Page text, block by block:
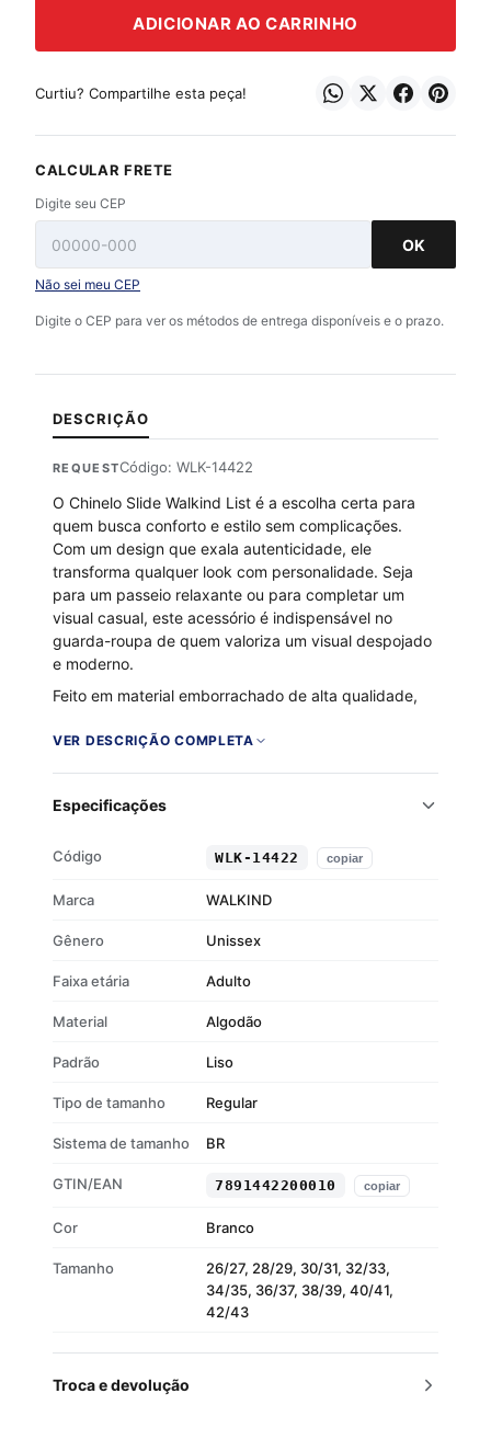
ADICIONAR AO CARRINHO
Curtiu? Compartilhe esta peça!
CALCULAR FRETE
Digite seu CEP
OK
Não sei meu CEP
Digite o CEP para ver os métodos de entrega disponíveis e o prazo.
DESCRIÇÃO
REQUESTCódigo: WLK-14422
O Chinelo Slide Walkind List é a escolha certa para
quem busca conforto e estilo sem complicações.
Com um design que exala autenticidade, ele
transforma qualquer look com personalidade. Seja
para um passeio relaxante ou para completar um
visual casual, este acessório é indispensável no
guarda-roupa de quem valoriza um visual despojado
e moderno.
Feito em material emborrachado de alta qualidade,
solado flexível e antiderrapante garante segurança,
adapta a qualquer situação com elegância e
Marca: Walkind – qualidade inconfundível
Material: Borracha – resistência garantida
VER DESCRIÇÃO COMPLETA
Especificações
Código WLK-14422 copiar
Marca WALKIND
Gênero Unissex
Faixa etária Adulto
Material Algodão
Padrão Liso
Tipo de tamanho Regular
Sistema de tamanho BR
GTIN/EAN 7891442200010 copiar
Cor Branco
Tamanho
26/27, 28/29, 30/31, 32/33,
34/35, 36/37, 38/39, 40/41,
42/43
Troca e devolução